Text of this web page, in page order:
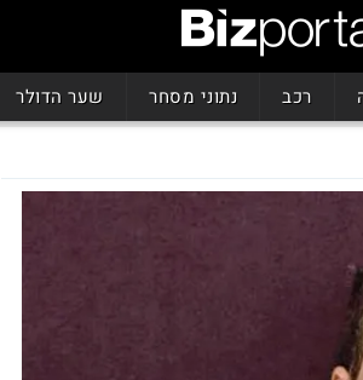
רכב נתוני מסחר שער הדולר